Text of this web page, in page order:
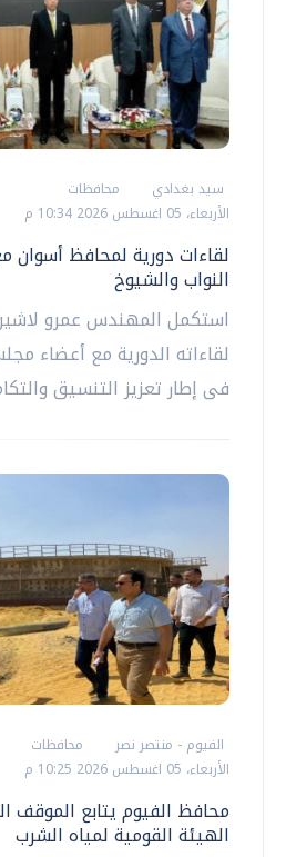
سيد بغدادي
محافظات
الأربعاء، 05 اغسطس 2026 10:34 م
لقاءات دورية لمحافظ
النواب والشيوخ
استكمل المهندس عمرو
لقاءاته الدورية مع أعضاء
فى إطار تعزيز التنسيق
الفيوم - منتصر نصر
محافظات
الأربعاء، 05 اغسطس 2026 10:25 م
محافظ الفيوم يتابع الموقف
الهيئة القومية لمياه الشرب